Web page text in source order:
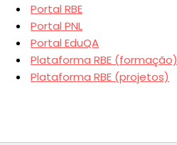
Portal RBE
Portal PNL
Portal EduQA
Plataforma RBE (formação)
Plataforma RBE (projetos)